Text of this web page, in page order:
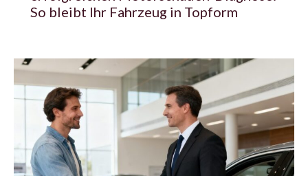
So bleibt Ihr Fahrzeug in Topform